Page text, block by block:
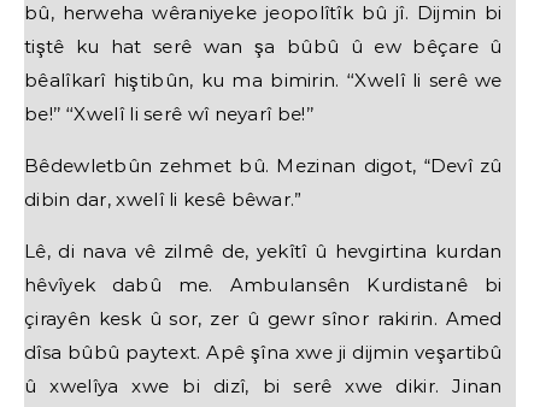
bû, herweha wêraniyeke jeopolîtîk bû jî. Dijmin bi
tiştê ku hat serê wan şa bûbû û ew bêçare û
bêalîkarî hiştibûn, ku ma bimirin. ‘‘Xwelî li serê we
be!’’ ‘‘Xwelî li serê wî neyarî be!’’
Bêdewletbûn zehmet bû. Mezinan digot, “Devî zû
dibin dar, xwelî li kesê bêwar.”
Lê, di nava vê zilmê de, yekîtî û hevgirtina kurdan
hêvîyek dabû me. Ambulansên Kurdistanê bi
çirayên kesk û sor, zer û gewr sînor rakirin. Amed
dîsa bûbû paytext. Apê şîna xwe ji dijmin veşartibû
û xwelîya xwe bi dizî, bi serê xwe dikir. Jinan